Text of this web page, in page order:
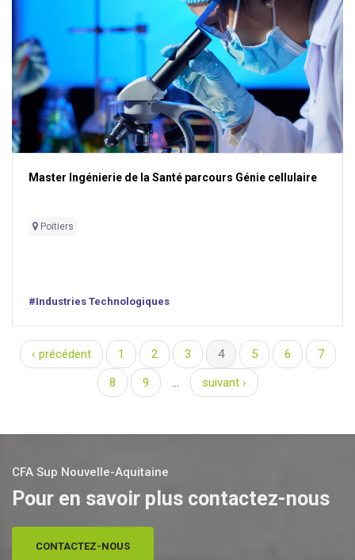
Master Ingénierie de la Santé parcours Génie cellulaire
Poitiers
#Industries Technologiques
Pages
‹ précédent 1 2 3 4 5 6
7
8
9 … suivant ›
CFA Sup Nouvelle-Aquitaine
Pour en savoir plus contactez-nous
CONTACTEZ-NOUS